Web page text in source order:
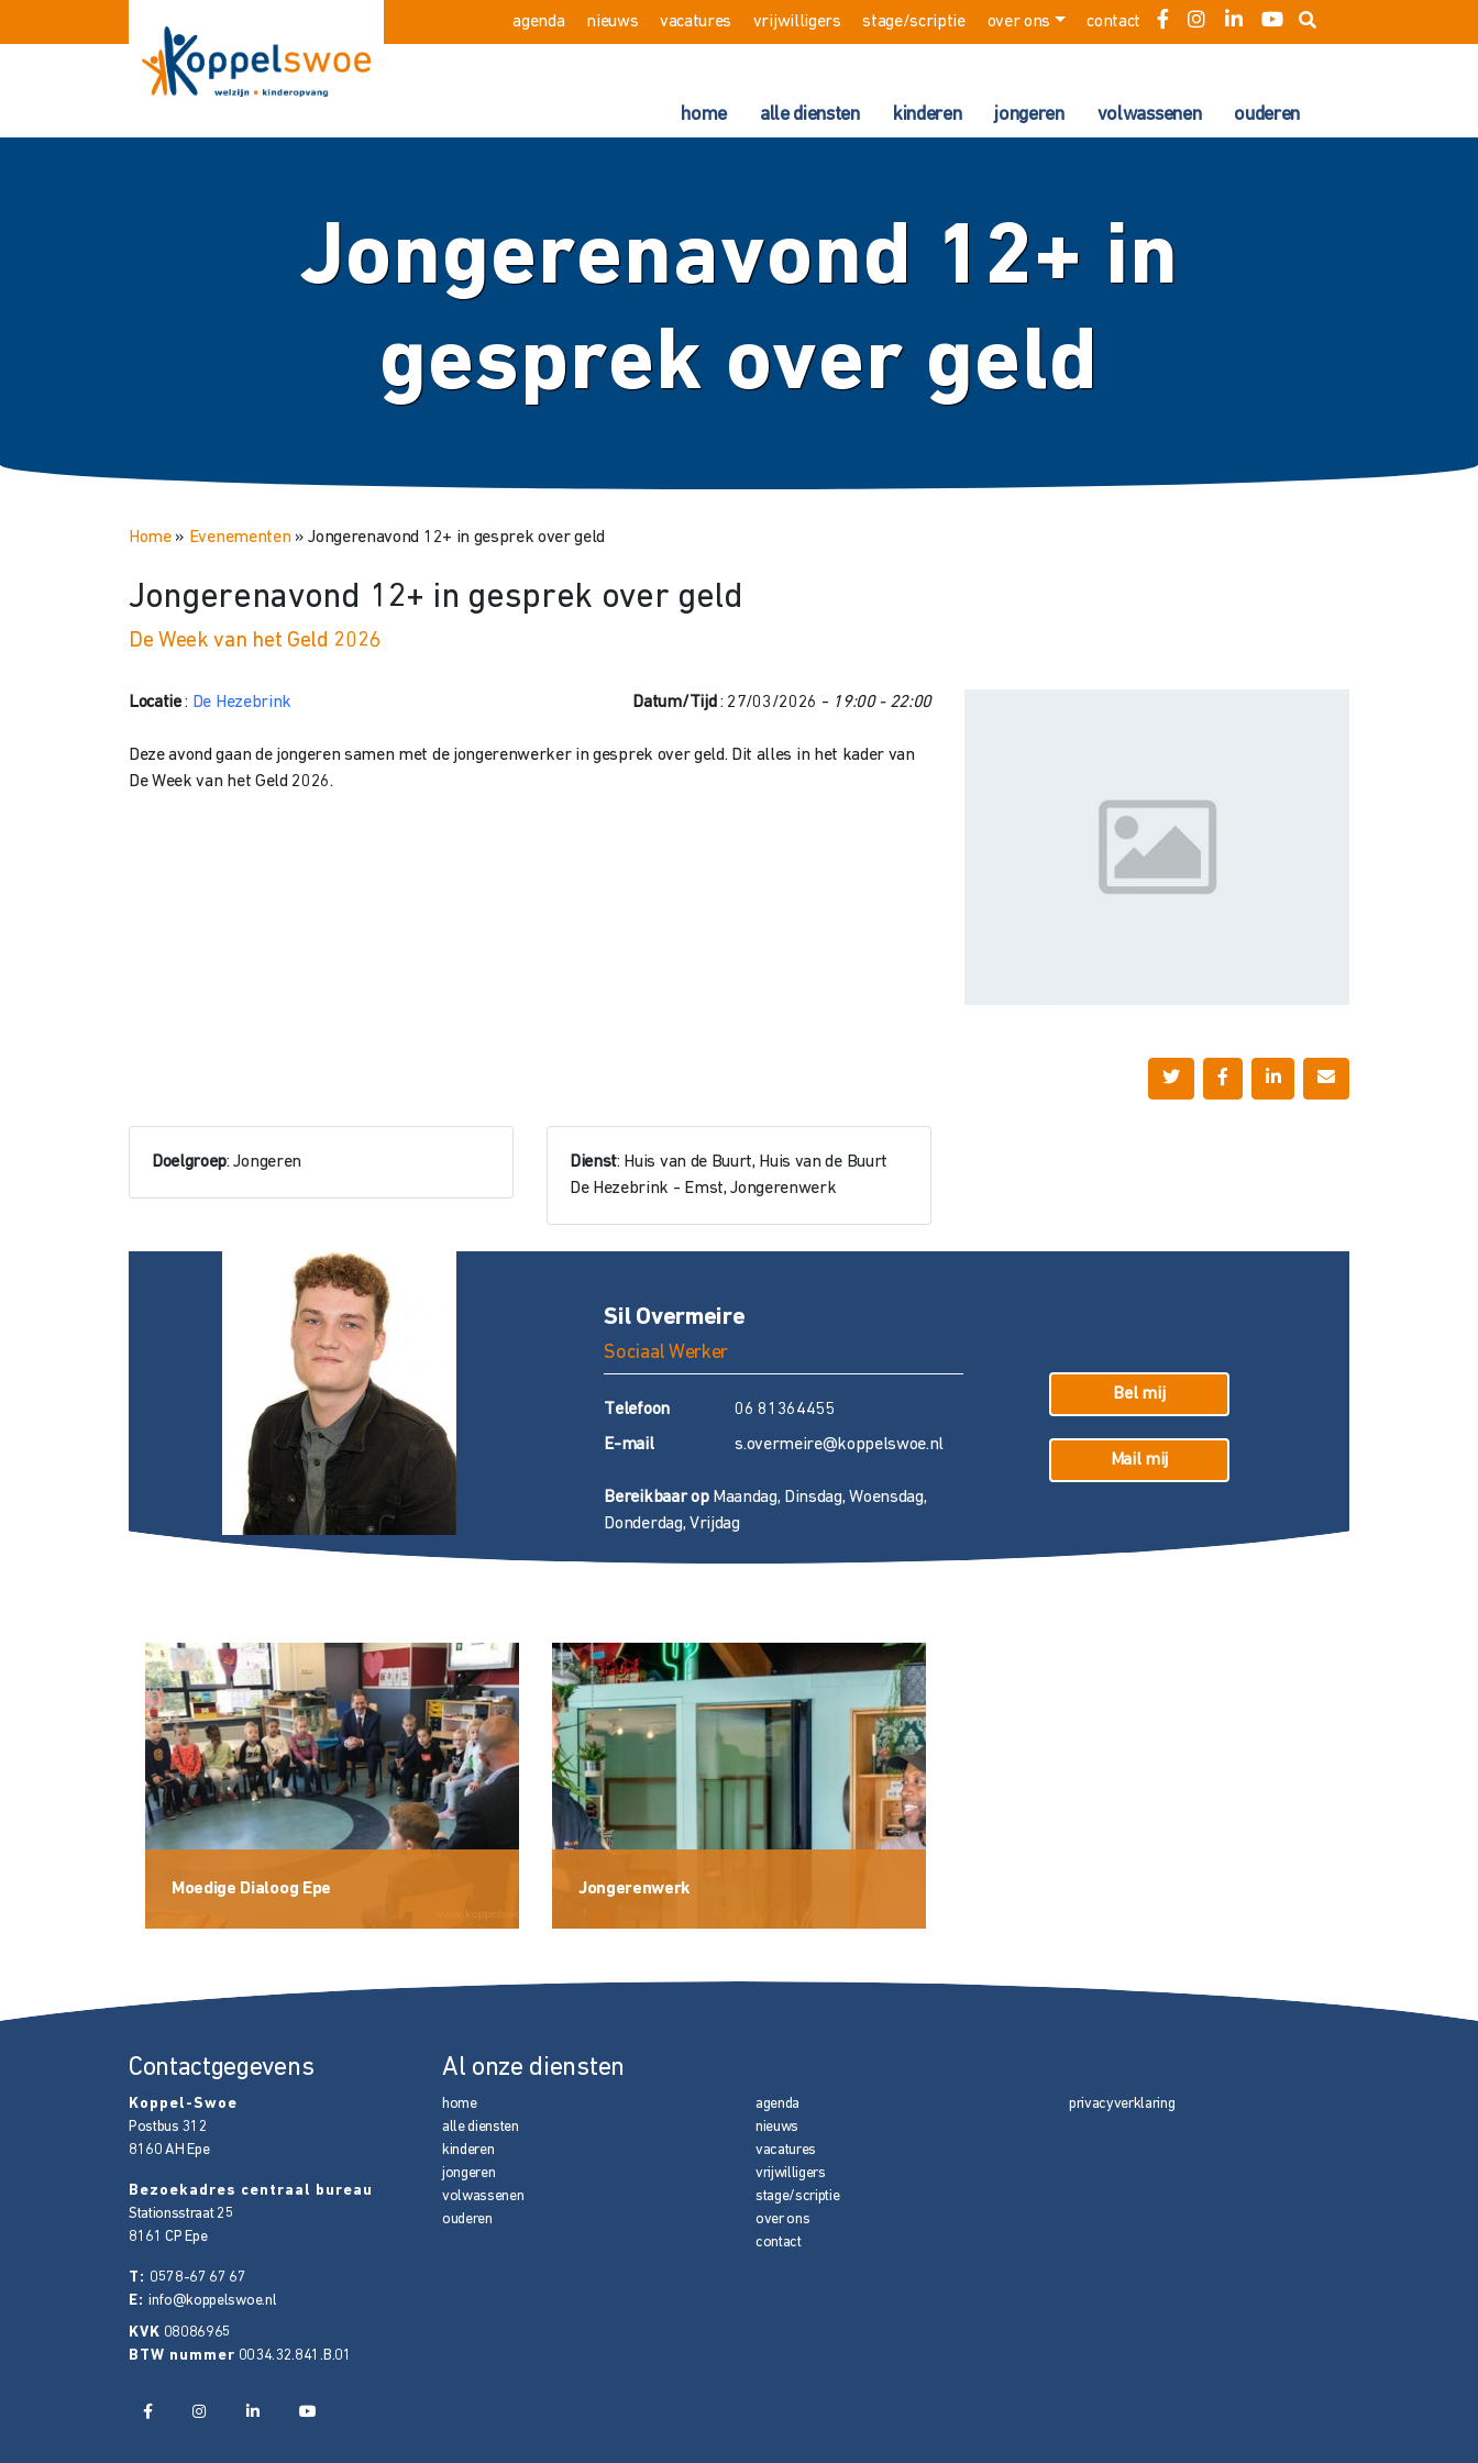
agenda nieuws vacatures vrijwilligers stage/scriptie over ons contact
home alle diensten kinderen jongeren volwassenen ouderen
Jongerenavond 12+ in
gesprek over geld
Home» Evenementen»Jongerenavond 12+ in gesprek over geld
Jongerenavond 12+ in gesprek over geld
De Week van het Geld 2026
Locatie: De Hezebrink Datum/Tijd : 27/03/2026 - 19:00 - 22:00
Deze avond gaan de jongeren samen met de jongerenwerker in gesprek over geld. Dit alles in het kader van
De Week van het Geld 2026.
Doelgroep: Jongeren Dienst: Huis van de Buurt, Huis van de Buurt
De Hezebrink - Emst, Jongerenwerk
Sil Overmeire
Sociaal Werker
Telefoon
06 81364455
E-mail s.overmeire@koppelswoe.nl
Bereikbaar opMaandag, Dinsdag, Woensdag,
Donderdag, Vrijdag
Bel mij
Mail mij
Moedige Dialoog Epe Jongerenwerk
Contactgegevens
Koppel-Swoe
Postbus 312
8160 AH Epe
Bezoekadres centraal bureau
Stationsstraat 25
8161 CP Epe
T: 0578-67 67 67
E: info@koppelswoe.nl
KVK 08086965
BTW nummer 0034.32.841.B.01
Al onze diensten
home
alle diensten
kinderen
jongeren
volwassenen
ouderen
agenda
nieuws
vacatures
vrijwilligers
stage/scriptie
over ons
contact
privacyverklaring